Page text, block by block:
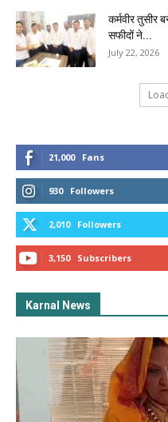
कर्मवीर तुसीर
सफीदों ने...
July 22, 2026
21,000 Fans
930 Followers
2,010 Followers
3,150 Subscribers
Karnal News